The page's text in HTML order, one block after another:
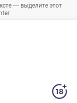
— выделите этот